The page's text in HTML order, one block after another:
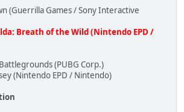
(Guerrilla Games / Sony Interactive
Breath of the Wild (Nintendo EPD /
(PUBG Corp.)
(Nintendo EPD / Nintendo)